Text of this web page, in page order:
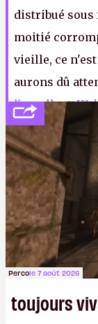
distribué sous
moitié
vieille, ce n'est
aurons dû
l'excellent
aujourd'hui.
Percole 7 août 2026
toujours